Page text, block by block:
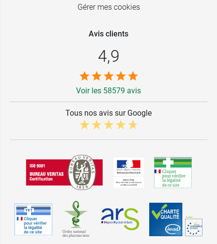
Gérer mes cookies
Avis clients
4,9
Voir les 58579 avis
Tous nos avis sur Google